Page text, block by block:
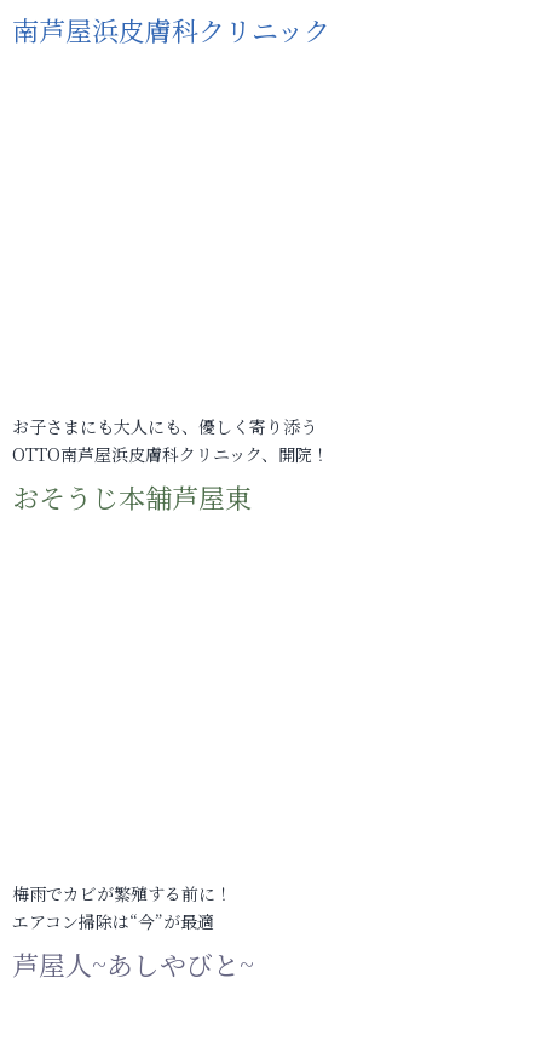
南芦屋浜皮膚科クリニック
お子さまにも大人にも、優しく寄り添う
OTTO南芦屋浜皮膚科クリニック、開院！
おそうじ本舗芦屋東
梅雨でカビが繁殖する前に！
エアコン掃除は“今”が最適
芦屋人~あしやびと~